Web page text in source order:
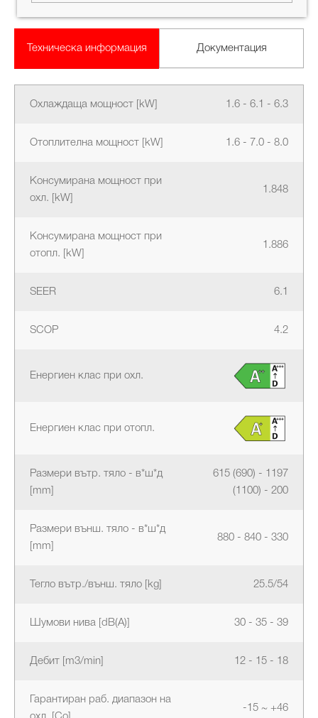
Техническа информация Документация
Охлаждаща мощност [kW] 1.6 - 6.1 - 6.3
Отоплителна мощност [kW] 1.6 - 7.0 - 8.0
Консумирана мощност при
охл. [kW]
1.848
Консумирана мощност при
отопл. [kW]
1.886
SEER 6.1
SCOP 4.2
Енергиен клас при охл.
Енергиен клас при отопл.
Размери вътр. тяло - в*ш*д
[mm]
615 (690) - 1197
(1100) - 200
Размери външ. тяло - в*ш*д
[mm]
880 - 840 - 330
Тегло вътр./външ. тяло [kg] 25.5/54
Шумови нива [dB(A)] 30 - 35 - 39
Дебит [m3/min] 12 - 15 - 18
Гарантиран раб. диапазон на
-15 ~ +46